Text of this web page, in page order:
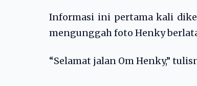
Informasi ini pertama kali
mengunggah foto Henky
“Selamat jalan Om Henky,”